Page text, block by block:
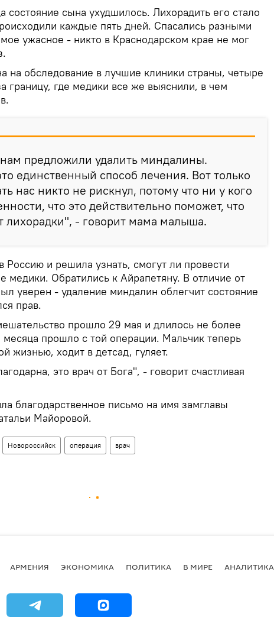
состояние сына ухудшилось. Лихорадить его стало
каждые пять дней. Спасались разными
ужасное - никто в Краснодарском крае не мог
на обследование в лучшие клиники страны, четыре
границу, где медики все же выяснили, в чем
предложили удалить миндалины.
единственный способ лечения. Вот только
нас никто не рискнул, потому что ни у кого
что это действительно поможет, что
лихорадки", - говорит мама малыша.
Россию и решила узнать, смогут ли провести
медики. Обратились к Айрапетяну. В отличие от
уверен - удаление миндалин облегчит состояние
прав.
прошло 29 мая и длилось не более
прошло с той операции. Мальчик теперь
жизнью, ходит в детсад, гуляет.
это врач от Бога", - говорит счастливая
благодарственное письмо на имя замглавы
Майоровой.
Новороссийск операция врач
АРМЕНИЯ ЭКОНОМИКА ПОЛИТИКА В МИРЕ АНАЛИТИКА